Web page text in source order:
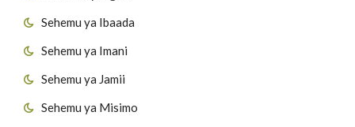
Sehemu ya Ibaada
Sehemu ya Imani
Sehemu ya Jamii
Sehemu ya Misimo